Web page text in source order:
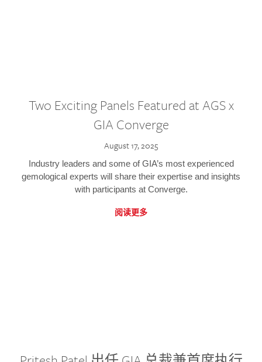
Two Exciting Panels Featured at AGS x
GIA Converge
August 17, 2025
Industry leaders and some of GIA’s most experienced
gemological experts will share their expertise and insights
with participants at Converge.
阅读更多